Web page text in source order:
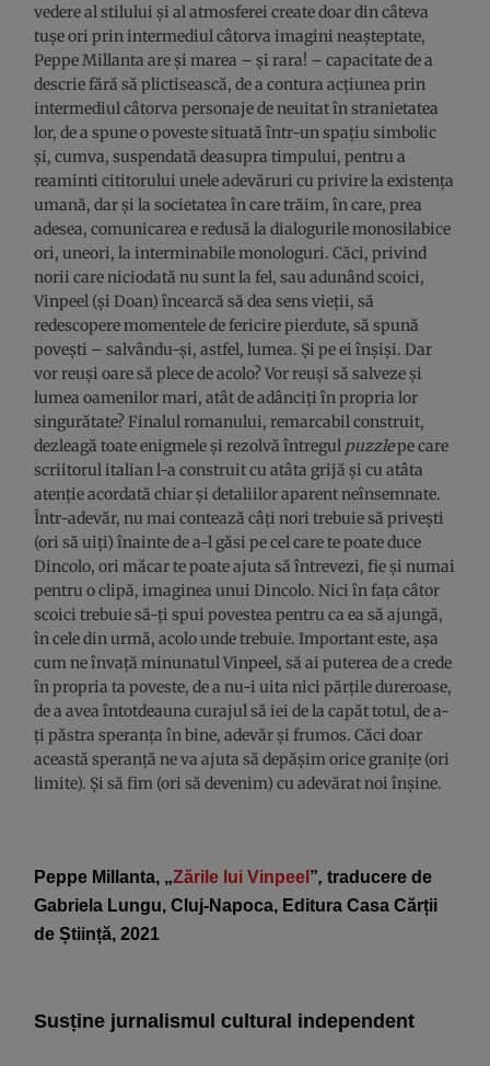
vedere al stilului și al atmosferei create doar din câteva
tușe ori prin intermediul câtorva imagini neașteptate,
Peppe Millanta are și marea – și rara! – capacitate de a
descrie fără să plictisească, de a contura acțiunea prin
intermediul câtorva personaje de neuitat în stranietatea
lor, de a spune o poveste situată într-un spațiu simbolic
și, cumva, suspendată deasupra timpului, pentru a
reaminti cititorului unele adevăruri cu privire la existența
umană, dar și la societatea în care trăim, în care, prea
adesea, comunicarea e redusă la dialogurile monosilabice
ori, uneori, la interminabile monologuri. Căci, privind
norii care niciodată nu sunt la fel, sau adunând scoici,
Vinpeel (și Doan) încearcă să dea sens vieții, să
redescopere momentele de fericire pierdute, să spună
povești – salvându-și, astfel, lumea. Și pe ei înșiși. Dar
vor reuși oare să plece de acolo? Vor reuși să salveze și
lumea oamenilor mari, atât de adânciți în propria lor
singurătate? Finalul romanului, remarcabil construit,
dezleagă toate enigmele și rezolvă întregul puzzlepe care
scriitorul italian l-a construit cu atâta grijă și cu atâta
atenție acordată chiar și detaliilor aparent neînsemnate.
Într-adevăr, nu mai contează câți nori trebuie să privești
(ori să uiți) înainte de a-l găsi pe cel care te poate duce
Dincolo, ori măcar te poate ajuta să întrevezi, fie și numai
pentru o clipă, imaginea unui Dincolo. Nici în fața câtor
scoici trebuie să-ți spui povestea pentru ca ea să ajungă,
în cele din urmă, acolo unde trebuie. Important este, așa
cum ne învață minunatul Vinpeel, să ai puterea de a crede
în propria ta poveste, de a nu-i uita nici părțile dureroase,
de a avea întotdeauna curajul să iei de la capăt totul, de a-
ți păstra speranța în bine, adevăr și frumos. Căci doar
această speranță ne va ajuta să depășim orice granițe (ori
limite). Și să fim (ori să devenim) cu adevărat noi înșine.
Peppe Millanta, „Zările lui Vinpeel ”,traducere de
Gabriela Lungu, Cluj-Napoca, Editura Casa Cărții
de Știință, 2021
Susține jurnalismul cultural independent